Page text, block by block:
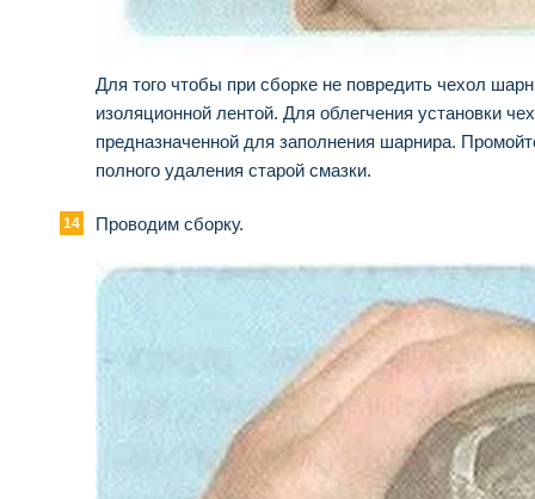
Для того чтобы при сборке не повредить че­хол
изоляционной лентой. Для облегчения установки
предназ­наченной для заполнения шарнира.
полного удаления старой смазки.
Проводим сборку.